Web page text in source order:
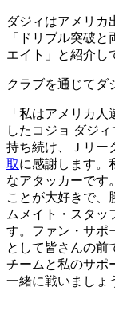
ダジィはアメリカ
「ドリブル突破
エイト」と紹介し
クラブを通じてダ
「私はアメリカ
したコジョ ダジ
持ち続け、Ｊリー
取に感謝します。
なアタッカーです
ことが大好きで、
ムメイト・スタッ
す。ファン・サポ
として皆さんの前
チームと私のサポ
一緒に戦いましょ